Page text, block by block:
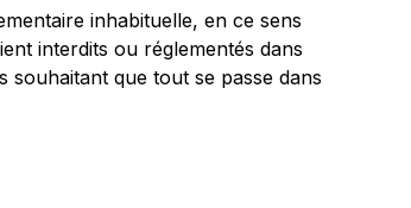
inhabituelle, en ce sens
interdits ou réglementés dans
que tout se passe dans